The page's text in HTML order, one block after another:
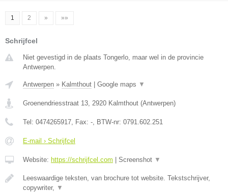
1 2 » »»
Schrijfcel
Niet gevestigd in de plaats Tongerlo, maar wel in de provincie
Antwerpen.
Antwerpen » Kalmthout Google maps ▼
Groenendriesstraat 13, 2920 Kalmthout (Antwerpen)
Tel: 0474265917, Fax: -, BTW-nr: 0791.602.251
E-mail › Schrijfcel
Website: https://schrijfcel.com Screenshot ▼
Leeswaardige teksten, van brochure tot website. Tekstschrijver,
copywriter, ▼